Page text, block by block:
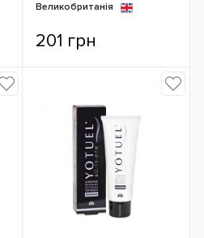
Великобританія
201 грн